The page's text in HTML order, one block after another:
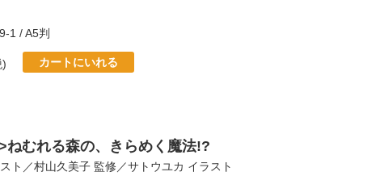
1 / A5判
) カートにいれる
むれる森の、きらめく魔法!?
ト／村山久美子 監修／サトウユカ イラスト